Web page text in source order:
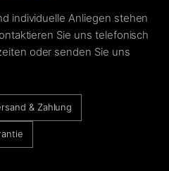
individuelle Anliegen stehen
Sie uns telefonisch
oder senden Sie uns
& Zahlung